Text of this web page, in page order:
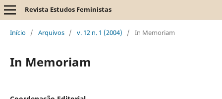
Revista Estudos Feministas
Início / Arquivos / v. 12 n. 1 (2004) / In Memoriam
In Memoriam